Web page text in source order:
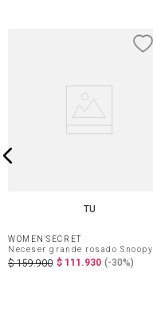
TU
WOMEN'SECRET
Neceser grande rosado Snoopy
$ 159.900 $ 111 .930 (-30%)